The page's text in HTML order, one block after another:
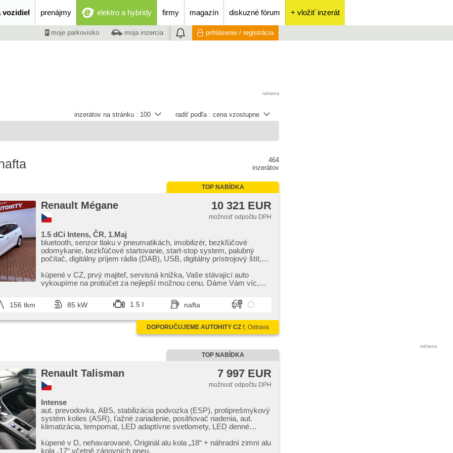
vozidiel prenájmy elektro a hybridy firmy magazín diskuzné fórum + vložiť inzerát
moje parkovisko moja inzercia prihlásenie / registrácia
reklama
radiť podľa : cena vzostupne
inzerátov na stránku : 100
464
inzerátov
TOP NABÍDKA
Renault Mégane 10 321 EUR
možnosť odpočtu DPH
1.5 dCi Intens, ČR, 1.Maj
bluetooth, senzor tlaku v pneumatikách, imobilizér, bezkľúčové
odomykanie, bezkľúčové startovanie, start-stop system, palubný
počítač, digitálny príjem rádia (DAB), USB, digitálny prístrojový štít,
nastaviteľný volant, výškovo nastaviteľné sedadlo vodiča, výškovo
nastaviteľné sedadlá, vyhrievané sedadlá, isofix, zadný stierač, denné
zrkadlá, el. sklopné zrkadlá, senzor stieračov, senzor svetiel, el.
predné okná, el. okná, tónované sklá, strešný nosič, dvojzónová
zadné sedadlá, hlasové ovládanie palubného počítača, tempomat,
hands free, parkovacie senzory zadné, vonkajší teplomer, posilňovač
riadenia, stabilizácia podvozka (ESP), protiprešmykový systém kolies
(ASR), aut. zabrždenie v kopci, 8x airbag, predný pohon, manuálna
kúpené v CZ,​ prvý majiteľ,​ servisná knižka,​ Vaše stávající auto
vykoupíme na protiúčet za nejlepší možnou cenu. Dáme Vám víc,​
156 tkm 85 kW 1.5 l nafta
DOPORUČUJEME AUTOHITY CZ !, Ostrava
TOP NABÍDKA
Renault Talisman 7 997 EUR
možnosť odpočtu DPH
Intense
aut. prevodovka, ABS, stabilizácia podvozka (ESP), protiprešmykový
systém kolies (ASR), ťažné zariadenie, posilňovač riadenia, aut.
klimatizácia, tempomat, LED adaptívne svetlomety, LED denné
VI', palubný počítač, dotykové ovládanie palubného počítača,
elektronická ručná brzda, satelitná navigácia, parkovací asistent,
kúpené v D,​ nehavarované,​ Originál alu kola „18“ ​+ náhradní zimní alu
kola „17“ včetně zánovních pneu.
reklama